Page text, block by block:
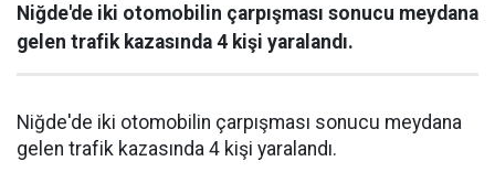
Niğde'de iki otomobilin çarpışması sonucu meydana
gelen trafik kazasında 4 kişi yaralandı.
Niğde'de iki otomobilin çarpışması sonucu meydana
gelen trafik kazasında 4 kişi yaralandı.